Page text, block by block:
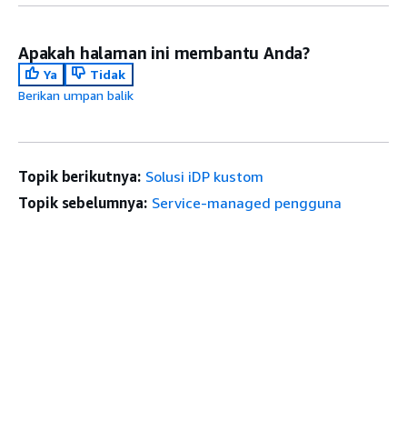
Apakah halaman ini membantu Anda?
Ya
Tidak
Berikan umpan balik
Topik berikutnya: Solusi iDP kustom
Topik sebelumnya: Service-managed pengguna